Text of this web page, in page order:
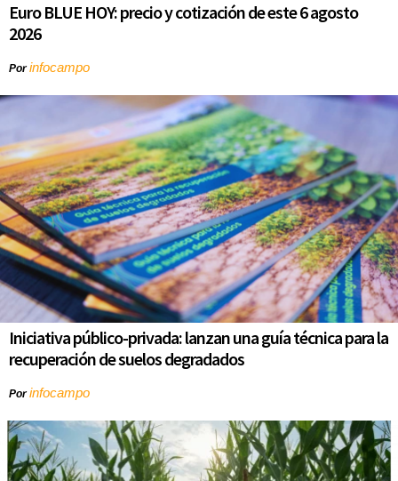
Euro BLUE HOY: precio y cotización de este 6 agosto
2026
Porinfocampo
Iniciativa público-privada: lanzan una guía técnica para la
recuperación de suelos degradados
Porinfocampo